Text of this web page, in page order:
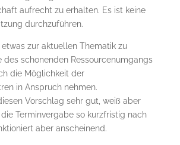
aufrecht zu erhalten. Es ist keine
durchzuführen.
zur aktuellen Thematik zu
des schonenden Ressourcenumgangs
die Möglichkeit der
in Anspruch nehmen.
Vorschlag sehr gut, weiß aber
Terminvergabe so kurzfristig nach
aber anscheinend.